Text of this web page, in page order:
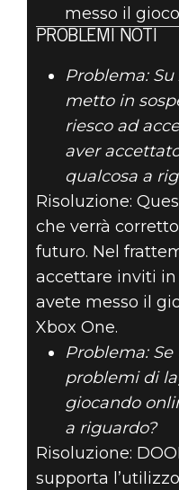
messo il
PROBLEMI NOTI
Problema:
metto in
riesco ad
aver
qualcosa a
Risoluzione:
che verrà
futuro. Nel
accettare inviti
avete messo il
Xbox One.
Problema:
problemi di
giocando
a riguardo?
Risoluzione:
supporta